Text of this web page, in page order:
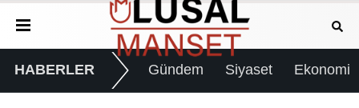
HABERLER Gündem Siyaset Ekonomi